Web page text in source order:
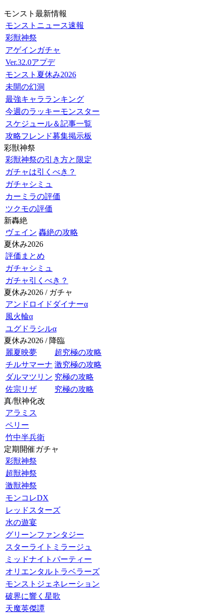
モンスト最新情報
モンストニュース速報
彩獣神祭
アゲインガチャ
Ver.32.0アプデ
モンスト夏休み2026
未開の幻洞
最強キャラランキング
今週のラッキーモンスター
スケジュール＆記事一覧
攻略フレンド募集掲示板
彩獣神祭
彩獣神祭の引き方と限定
ガチャは引くべき？
ガチャシミュ
カーミラの評価
ツクモの評価
新轟絶
ヴェイン 轟絶の攻略
夏休み2026
評価まとめ
ガチャシミュ
ガチャ引くべき？
夏休み2026 / ガチャ
アンドロイドダイナーα
風火輪α
ユグドラシルα
夏休み2026 / 降臨
麗夏映夢
超究極の攻略
チルサマーナ 激究極の攻略
ダルマツリン 究極の攻略
佐宗リザ
究極の攻略
真/獣神化改
アラミス
ペリー
竹中半兵衛
定期開催ガチャ
彩獣神祭
超獣神祭
激獣神祭
モンコレDX
レッドスターズ
水の遊宴
グリーンファンタジー
スターライトミラージュ
ミッドナイトパーティー
オリエンタルトラベラーズ
モンストジェネレーション
破界に響く星歌
天魔英傑譚